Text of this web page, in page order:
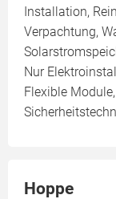
Installation,
Verpachtung,
Nur
Flexible
Hoppe